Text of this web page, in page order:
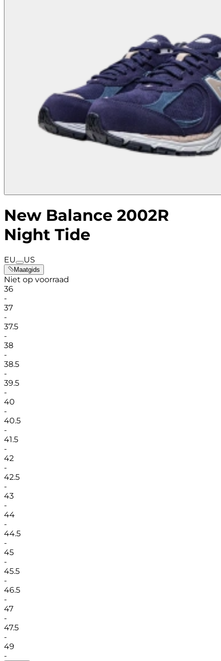
New Balance 2002R
Night Tide
EU US
Maatgids
Niet op voorraad
36
-
37
-
37.5
-
38
-
38.5
-
39.5
-
40
-
40.5
-
41.5
-
42
-
42.5
-
43
-
44
-
44.5
-
45
-
45.5
-
46.5
-
47
-
47.5
-
49
-